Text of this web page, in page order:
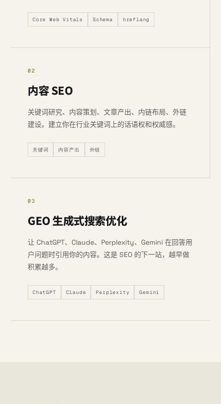
Core Web Vitals Schema hreflang
02
内容 SEO
关键词研究、内容策划、文章产出、内链布局、外链
建设。建立你在行业关键词上的话语权和权威感。
关键词 内容产出 外链
03
GEO 生成式搜索优化
让 ChatGPT、Claude、Perplexity、Gemini 在回答用
户问题时引用你的内容。这是 SEO 的下一站，越早做
积累越多。
ChatGPT Claude Perplexity Gemini